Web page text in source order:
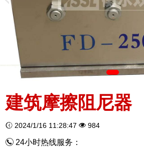
建筑摩擦阻尼器
2024/1/16 11:28:47 984
24小时热线服务：